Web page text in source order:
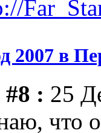
2007 в
: 25
что